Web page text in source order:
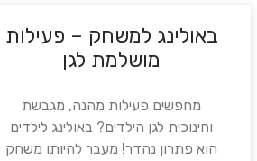
באולינג למשחק – פעילות
מושלמת לגן
מחפשים פעילות מהנה, מגבשת
וחינוכית לגן הילדים? באולינג לילדים
הוא פתרון נהדר! מעבר להיותו משחק